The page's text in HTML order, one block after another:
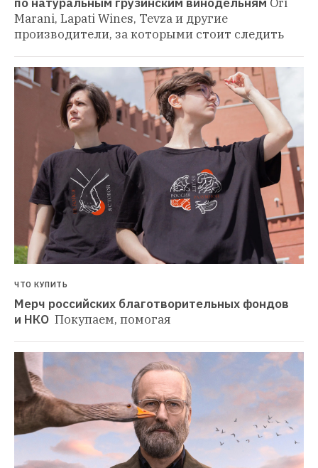
Marani, Lapati Wines, Tevza и другие
производители, за которыми стоит следить
ЧТО КУПИТЬ
Мерч российских благотворительных фондов
и НКО Покупаем, помогая